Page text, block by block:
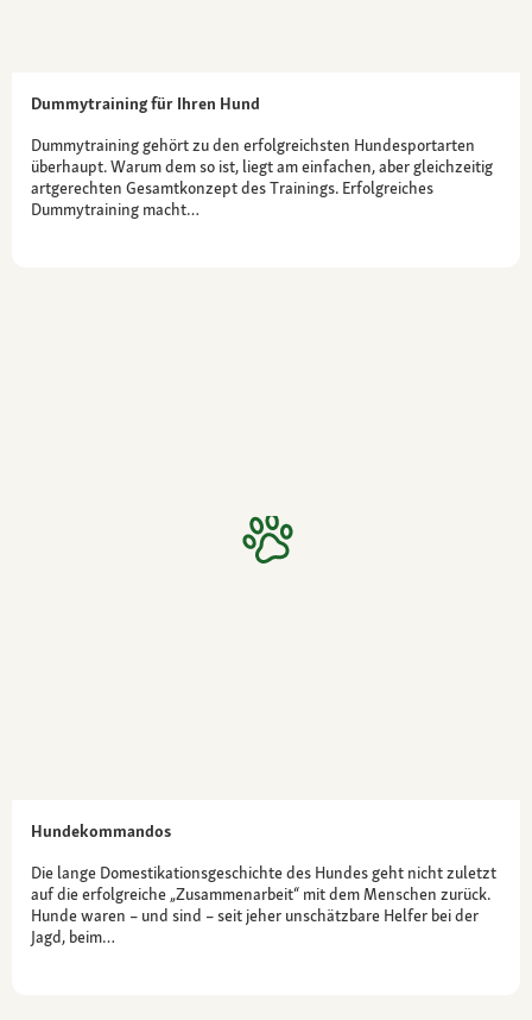
Dummytraining für Ihren Hund
Dummytraining gehört zu den erfolgreichsten Hundesportarten
überhaupt. Warum dem so ist, liegt am einfachen, aber gleichzeitig
artgerechten Gesamtkonzept des Trainings. Erfolgreiches
Dummytraining macht…
Hundekommandos
Die lange Domestikationsgeschichte des Hundes geht nicht zuletzt
auf die erfolgreiche „Zusammenarbeit“ mit dem Menschen zurück.
Hunde waren – und sind – seit jeher unschätzbare Helfer bei der
Jagd, beim…